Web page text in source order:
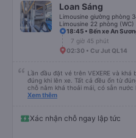
Loan Sáng
Limousine giường phòng
Limousine 22 phòng (WC)
18:45 • Bến xe An
7 giờ 45 phút
02:30 • Cư Jut QL14
Lần đầu đặt vé trên VEXERE và
đúng khi lên xe. Tất cả đều ổn từ
chỗ nằm khá thoải mái, có sẵn nước
để sạc pin thôi. Nhưng vậy cũng quá
Xem thêm
Xác nhận chỗ ngay lập tức